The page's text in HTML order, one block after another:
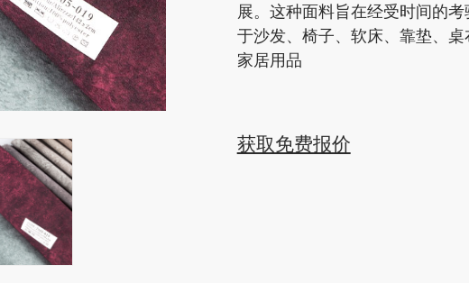
展。这种面料旨在经受时间的
于沙发、椅子、软床、靠垫、
家居用品
获取免费报价